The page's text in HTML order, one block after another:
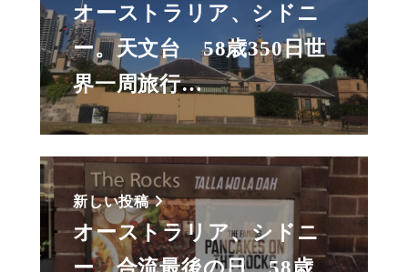
オーストラリア、シドニ
ー。天文台 58歳350日世
界一周旅行…
新しい投稿
オーストラリア、シドニ